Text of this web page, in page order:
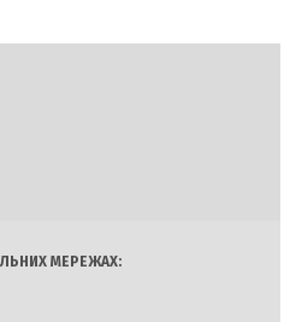
МЕРЕЖАХ: